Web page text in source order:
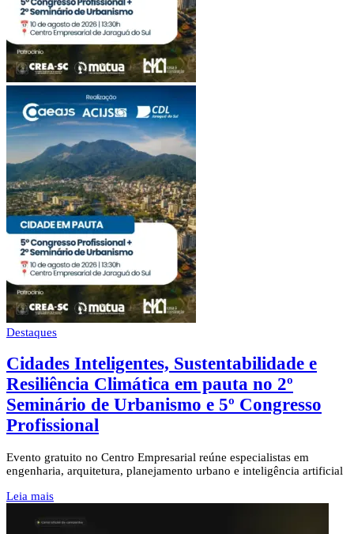
Destaques
Cidades Inteligentes, Sustentabilidade e
Resiliência Climática em pauta no 2º
Seminário de Urbanismo e 5º Congresso
Profissional
Evento gratuito no Centro Empresarial reúne especialistas em
engenharia, arquitetura, planejamento urbano e inteligência artificial
Leia mais